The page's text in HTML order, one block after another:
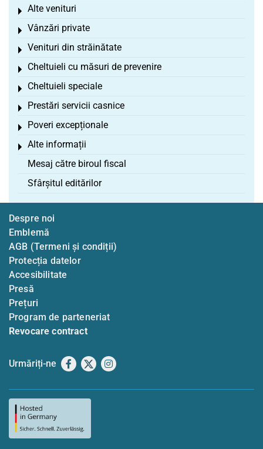
Alte venituri
Toggle menu
Vânzări private
Toggle menu
Venituri din străinătate
Toggle menu
Cheltuieli cu măsuri de prevenire
Toggle menu
Cheltuieli speciale
Toggle menu
Prestări servicii casnice
Toggle menu
Poveri excepționale
Toggle menu
Alte informații
Toggle menu
Mesaj către biroul fiscal
Sfârșitul editărilor
Despre noi
Emblemă
AGB (Termeni și condiții)
Protecția datelor
Accesibilitate
Presă
Prețuri
Program de parteneriat
Revocare contract
Urmăriți-ne Facebook
X Instagram